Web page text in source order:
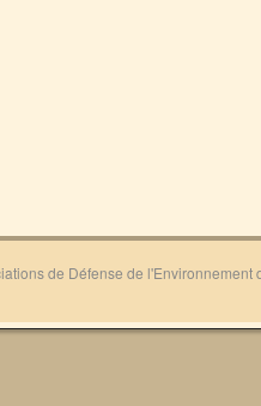
de Défense de l'Environnement